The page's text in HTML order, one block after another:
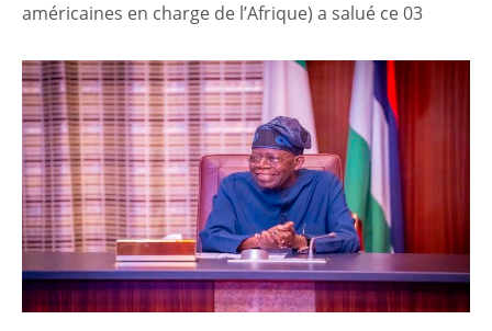
américaines en charge de l’Afrique) a salué ce 03